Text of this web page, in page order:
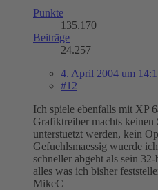
Punkte
135.170
Beiträge
24.257
4. April 2004 um
#12
Ich spiele ebenfalls mit XP
Grafiktreiber machts
unterstuetzt werden, kein
Gefuehlsmaessig wuerde
schneller abgeht als sein
alles was ich bisher
MikeC